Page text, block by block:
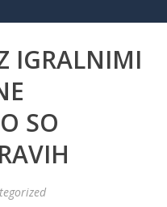
IGRALNIMI
SO